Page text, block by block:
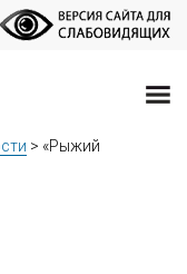
> «Рыжий